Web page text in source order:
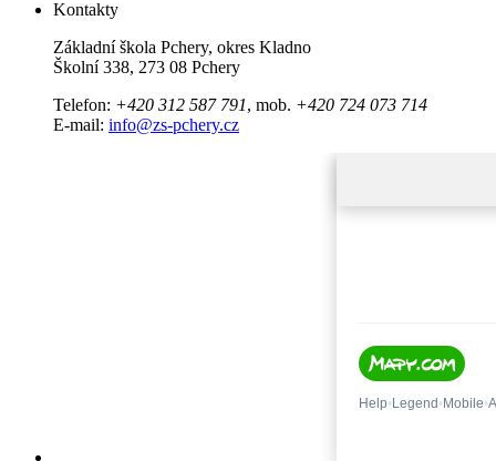
Kontakty
Základní škola Pchery, okres Kladno
Školní 338, 273 08 Pchery
Telefon: +420 312 587 791, mob. +420 724 073 714
E-mail: info@zs-pchery.cz